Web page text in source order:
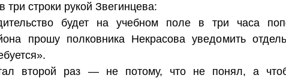
строки рукой Звегинцева:
будет на учебном поле в три часа
прошу полковника Некрасова уведомить
второй раз — не потому, что не понял, а